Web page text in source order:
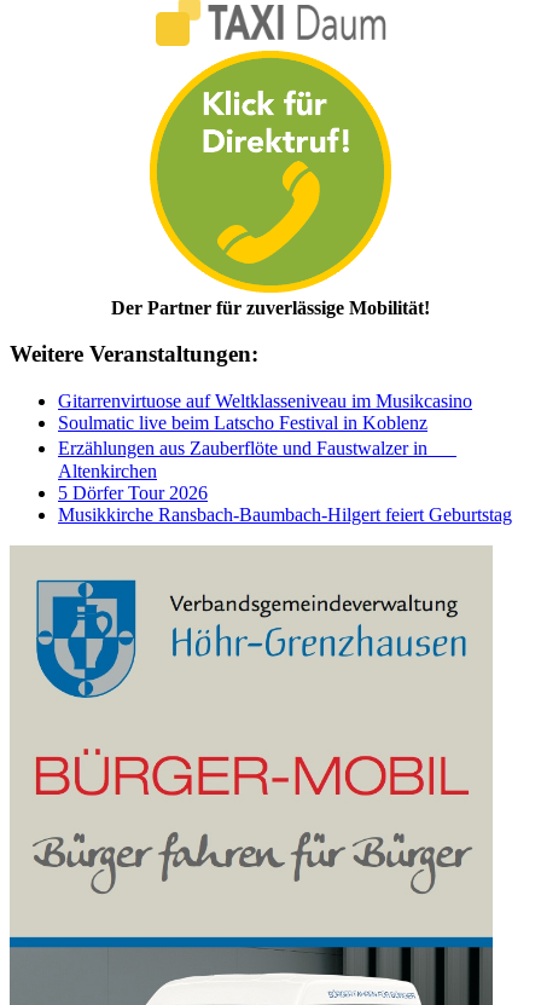
Der Partner für zuverlässige Mobilität!
Weitere Veranstaltungen:
Gitarrenvirtuose auf Weltklasseniveau im Musikcasino
Soulmatic live beim Latscho Festival in Koblenz
Erzählungen aus Zauberflöte und Faustwalzer in
Altenkirchen
5 Dörfer Tour 2026
Musikkirche Ransbach-Baumbach-Hilgert feiert Geburtstag